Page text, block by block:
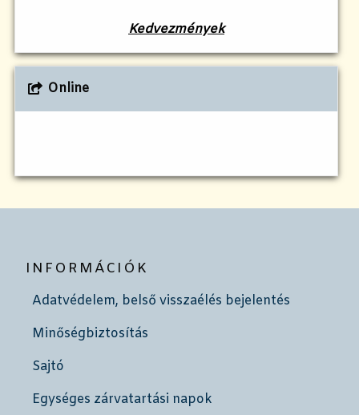
Kedvezmények
Online
INFORMÁCIÓK
Adatvédelem, belső visszaélés bejelentés
Minőségbiztosítás
Sajtó
Egységes zárvatartási napok